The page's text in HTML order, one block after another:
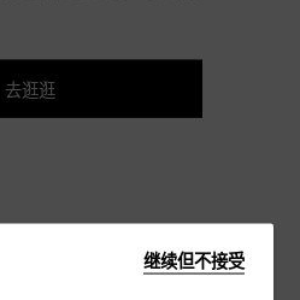
去逛逛
继续但不接受